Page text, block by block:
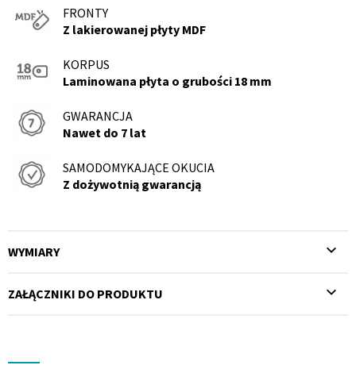
FRONTY
Z lakierowanej płyty MDF
KORPUS
Laminowana płyta o grubości 18 mm
GWARANCJA
Nawet do 7 lat
SAMODOMYKAJĄCE OKUCIA
Z dożywotnią gwarancją
WYMIARY
ZAŁĄCZNIKI DO PRODUKTU